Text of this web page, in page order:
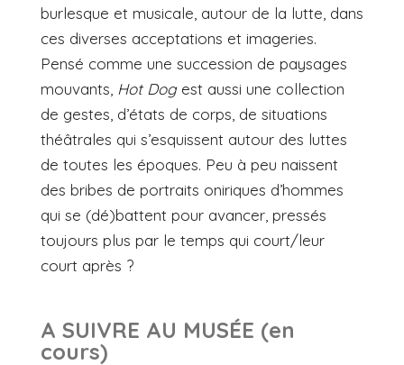
burlesque et musicale, autour de la lutte, dans
ces diverses acceptations et imageries.
Pensé comme une succession de paysages
mouvants, Hot Dogest aussi une collection
de gestes, d’états de corps, de situations
théâtrales qui s’esquissent autour des luttes
de toutes les époques. Peu à peu naissent
des bribes de portraits oniriques d’hommes
qui se (dé)battent pour avancer, pressés
toujours plus par le temps qui court/leur
court après ?
A SUIVRE AU MUSÉE (en
cours)